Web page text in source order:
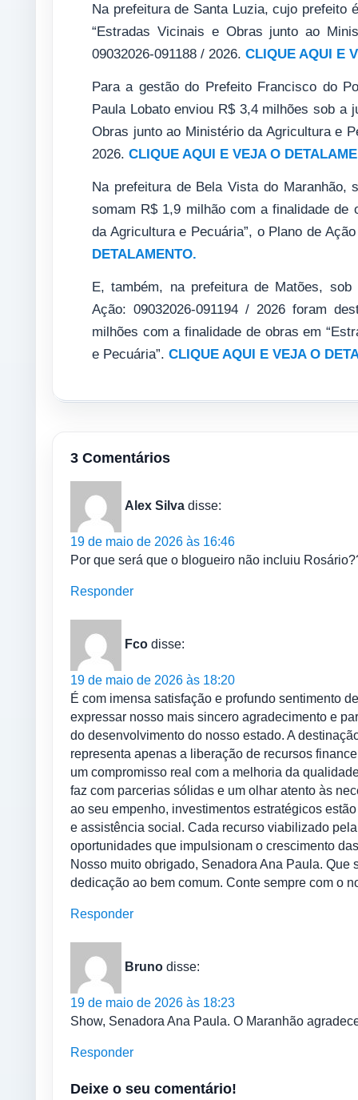
Na prefeitura de Santa Luzia, cujo prefeito
“Estradas Vicinais e Obras junto ao
09032026-091188 / 2026. CLIQUE AQUI E
Para a gestão do Prefeito Francisco do
Paula Lobato enviou R$ 3,4 milhões sob
Obras junto ao Ministério da Agricultura e
2026. CLIQUE AQUI E VEJA O
Na prefeitura de Bela Vista do Maranhão,
somam R$ 1,9 milhão com a finalidade de
da Agricultura e Pecuária”, o Plano de
DETALAMENTO.
E, também, na prefeitura de Matões,
Ação: 09032026-091194 / 2026 foram
milhões com a finalidade de obras em
e Pecuária”. CLIQUE AQUI E VEJA O
3 Comentários
Alex Silva disse:
19 de maio de 2026 às 16:46
Por que será que o blogueiro não incluiu
Responder
Fco disse:
19 de maio de 2026 às 18:20
É com imensa satisfação e profundo sentimento
expressar nosso mais sincero agradecimento e
do desenvolvimento do nosso estado. A
representa apenas a liberação de recursos
um compromisso real com a melhoria da
faz com parcerias sólidas e um olhar atento às
ao seu empenho, investimentos estratégicos
e assistência social. Cada recurso viabilizado
oportunidades que impulsionam o crescimento
Nosso muito obrigado, Senadora Ana Paula.
dedicação ao bem comum. Conte sempre com o
Responder
Bruno disse:
19 de maio de 2026 às 18:23
Show, Senadora Ana Paula. O Maranhão
Responder
Deixe o seu comentário!